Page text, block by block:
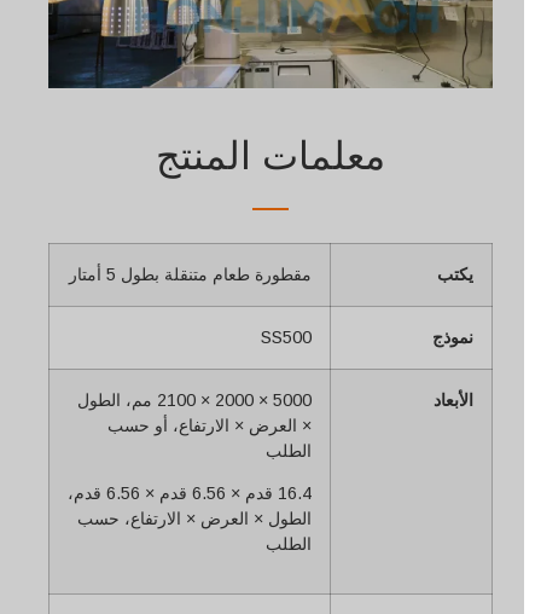
معلمات المنتج
يكتب مقطورة طعام متنقلة بطول 5 أمتار
نموذج SS500
الأبعاد
5000 × 2000 × 2100 مم، الطول
× العرض × الارتفاع، أو حسب
الطلب
16.4 قدم × 6.56 قدم × 6.56 قدم،
الطول × العرض × الارتفاع، حسب
الطلب